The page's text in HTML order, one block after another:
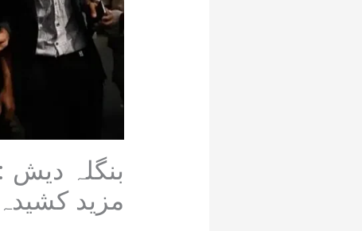
بنگلہ دیش
مزید کشیدہ